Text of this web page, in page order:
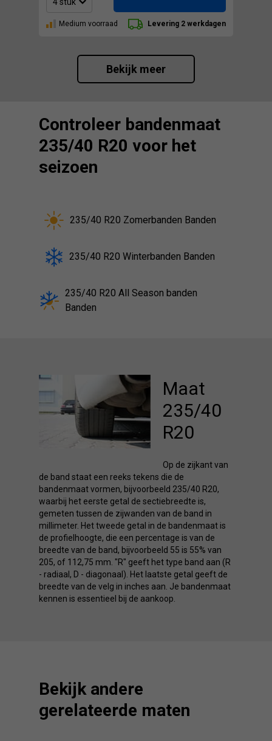
Medium voorraad Levering 2 werkdagen
Bekijk meer
Controleer bandenmaat
235/40 R20 voor het
seizoen
235/40 R20 Zomerbanden Banden
235/40 R20 Winterbanden Banden
235/40 R20 All Season banden
Banden
Maat
235/40
R20
Op de zijkant van
de band staat een reeks tekens die de
bandenmaat vormen, bijvoorbeeld 235/40 R20,
waarbij het eerste getal de sectiebreedte is,
gemeten tussen de zijwanden van de band in
millimeter. Het tweede getal in de bandenmaat is
de profielhoogte, die een percentage is van de
breedte van de band, bijvoorbeeld 55 is 55% van
205, of 112,75 mm. "R" geeft het type band aan (R
- radiaal, D - diagonaal). Het laatste getal geeft de
breedte van de velg in inches aan. Je bandenmaat
kennen is essentieel bij de aankoop.
Bekijk andere
gerelateerde maten